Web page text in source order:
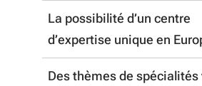
de répondre à
besoins en
professionnels
des personnes en
La possibilité d’un centre
d’expertise unique en
Ce nouveau campus sera
Des thèmes de spécialités